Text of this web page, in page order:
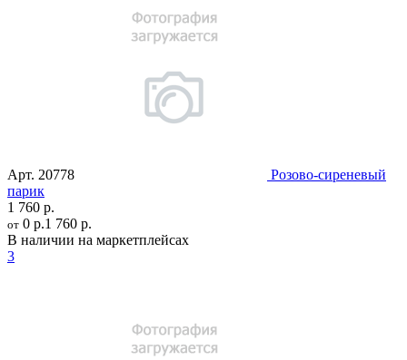
Арт. 20778
Розово-сиреневый
парик
1 760 р.
от 0 р.1 760 р.
В наличии на маркетплейсах
3